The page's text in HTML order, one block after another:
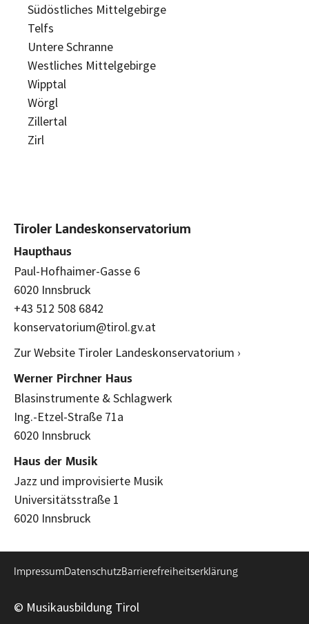
Südöstliches Mittelgebirge
Telfs
Untere Schranne
Westliches Mittelgebirge
Wipptal
Wörgl
Zillertal
Zirl
Tiroler Landeskonservatorium
Haupthaus
Paul-Hofhaimer-Gasse 6
6020 Innsbruck
+43 512 508 6842
konservatorium@tirol.gv.at
Zur Website Tiroler Landeskonservatorium ›
Werner Pirchner Haus
Blasinstrumente & Schlagwerk
Ing.-Etzel-Straße 71a
6020 Innsbruck
Haus der Musik
Jazz und improvisierte Musik
Universitätsstraße 1
6020 Innsbruck
ImpressumDatenschutzBarrierefreiheitserklärung
© Musikausbildung Tirol